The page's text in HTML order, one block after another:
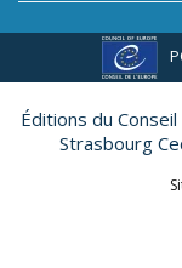
Éditions du
Strasbourg